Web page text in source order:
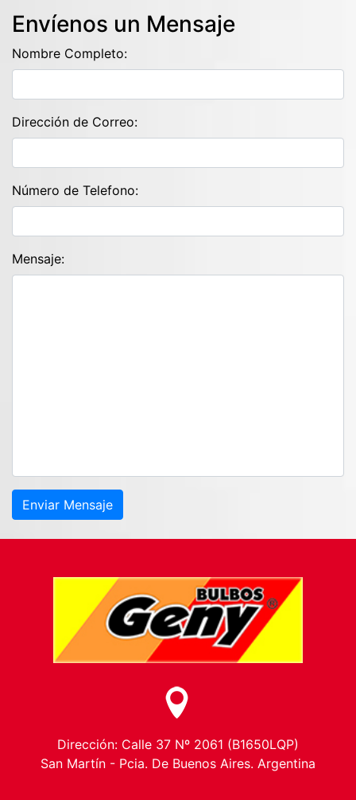
Envíenos un Mensaje
Nombre Completo:
Dirección de Correo:
Número de Telefono:
Mensaje:
Enviar Mensaje
Dirección: Calle 37 Nº 2061 (B1650LQP)
San Martín - Pcia. De Buenos Aires. Argentina